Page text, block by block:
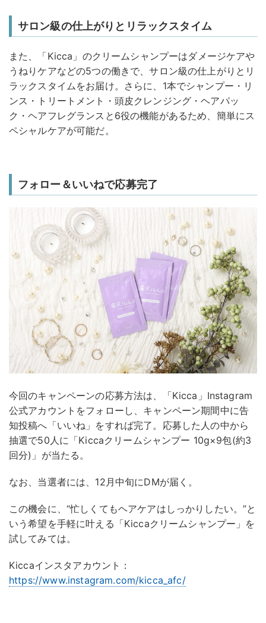
サロン級の仕上がりとリラックスタイム
また、「Kicca」のクリームシャンプーはダメージケアや
うねりケアなどの5つの働きで、サロン級の仕上がりとリ
ラックスタイムをお届け。さらに、1本でシャンプー・リ
ンス・トリートメント・頭皮クレンジング・ヘアパッ
ク・ヘアフレグランスと6役の機能があるため、簡単にス
ペシャルケアが可能だ。
フォロー＆いいねで応募完了
今回のキャンペーンの応募方法は、「Kicca」Instagram
公式アカウントをフォローし、キャンペーン期間中に告
知投稿へ「いいね」をすれば完了。応募した人の中から
抽選で50人に「Kiccaクリームシャンプー 10g×9包(約3
回分)」が当たる。
なお、当選者には、12月中旬にDMが届く。
この機会に、“忙しくてもヘアケアはしっかりしたい。”と
いう希望を手軽に叶える「Kiccaクリームシャンプー」を
試してみては。
Kiccaインスタアカウント：
https://www.instagram.com/kicca_afc/